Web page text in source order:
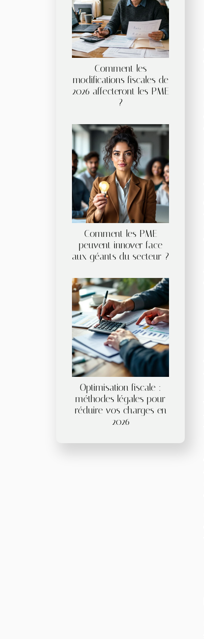
Comment les
modifications fiscales de
2026 affecteront les PME
?
Comment les PME
peuvent innover face
aux géants du secteur ?
Optimisation fiscale :
méthodes légales pour
réduire vos charges en
2026